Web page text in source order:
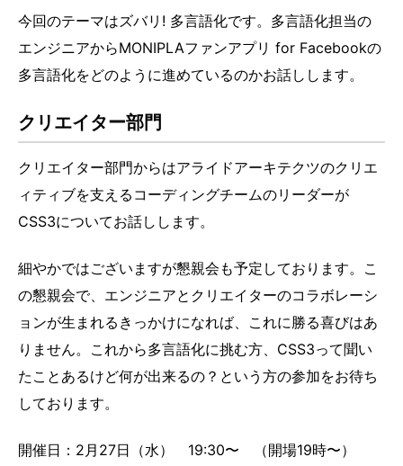
今回のテーマはズバリ! 多言語化です。多言語化担当の
エンジニアからMONIPLAファンアプリ for Facebookの
多言語化をどのように進めているのかお話しします。
クリエイター部門
クリエイター部門からはアライドアーキテクツのクリエ
ィティブを支えるコーディングチームのリーダーが
CSS3についてお話しします。
細やかではございますが懇親会も予定しております。こ
の懇親会で、エンジニアとクリエイターのコラボレーシ
ョンが生まれるきっかけになれば、これに勝る喜びはあ
りません。これから多言語化に挑む方、CSS3って聞い
たことあるけど何が出来るの？という方の参加をお待ち
しております。
開催日：2月27日（水） 19:30〜 （開場19時〜）